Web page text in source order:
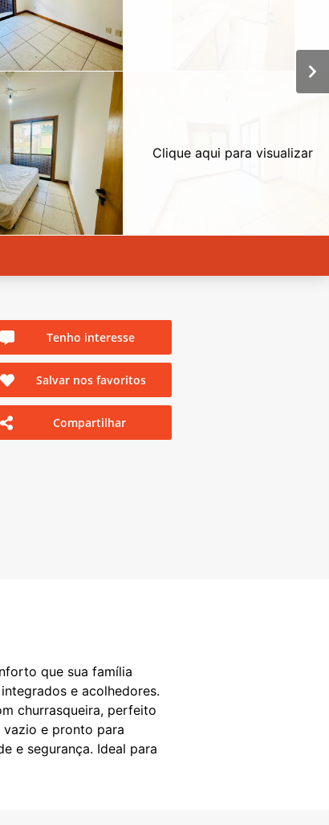
Clique aqui para visualizar
Tenho interesse
Salvar nos favoritos
Compartilhar
que sua família
e acolhedores.
churrasqueira, perfeito
e pronto para
e segurança. Ideal para